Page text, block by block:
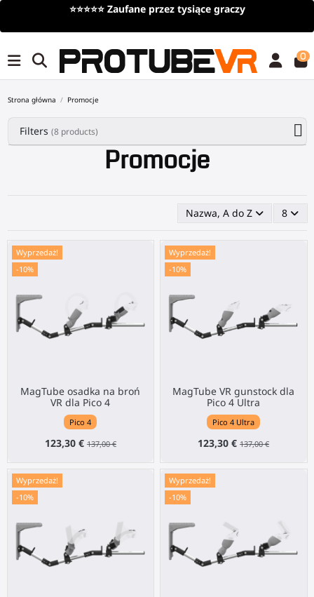
Darmowa dostawaprzy zamówieniach powyżej
0
Strona główna Promocje
Promocje
Nazwa, A do Z 8
Wyprzedaż!
-10%
MagTube osadka na broń
VR dla Pico 4
Pico 4
123,30 € 137,00 €
Wyprzedaż!
-10%
MagTube VR gunstock dla
Pico 4 Ultra
Pico 4 Ultra
123,30 €137,00 €
Wyprzedaż!
-10%
Wyprzedaż!
-10%
Filters (8 products)